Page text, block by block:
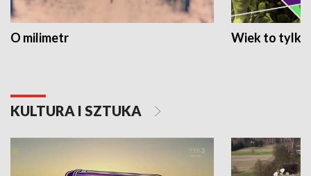
O milimetr Wiek to tylko
KULTURA I SZTUKA